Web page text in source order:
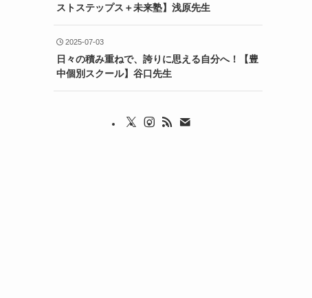
ストステップス＋未来塾】浅原先生
2025-07-03
日々の積み重ねで、誇りに思える自分へ！【豊
中個別スクール】谷口先生